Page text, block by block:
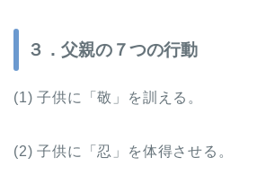
３．父親の７つの行動
(1) 子供に「敬」を訓える。
(2) 子供に「忍」を体得させる。